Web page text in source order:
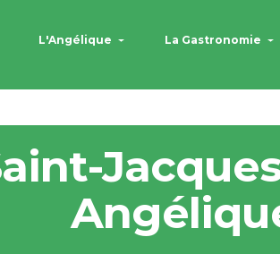
L'Angélique La Gastronomie